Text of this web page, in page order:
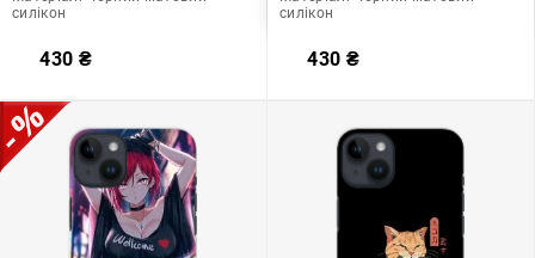
силікон
430 ₴
силікон
430 ₴